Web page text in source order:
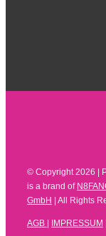
© Copyright2026 |
is a brand of
GmbH
| All Rights
AGB IMPRESSUM